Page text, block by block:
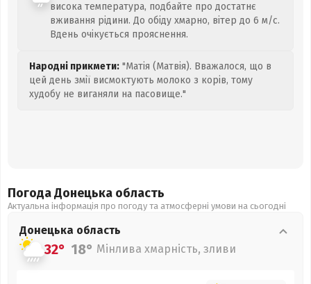
висока температура, подбайте про достатнє
вживання рідини. До обіду хмарно, вітер до 6 м/с.
Вдень очікується прояснення.
Народні прикмети: "Матія (Матвія). Вважалося, що в
цей день змії висмоктують молоко з корів, тому
худобу не виганяли на пасовище."
Погода Донецька область
Актуальна інформація про погоду та атмосферні умови на сьогодні
Донецька область
32° 18° Мінлива хмарність, зливи